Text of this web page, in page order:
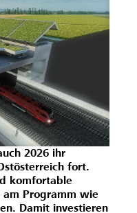
2026 ihr
fort.
komfortable
am Programm wie
Damit investieren